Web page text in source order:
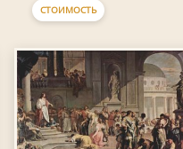
СТОИМОСТЬ